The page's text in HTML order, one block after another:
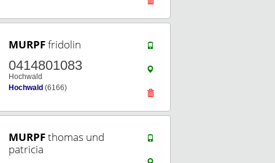
MURPFfridolin
0414801083
Hochwald
Hochwald (6166)
MURPFthomas und
patricia